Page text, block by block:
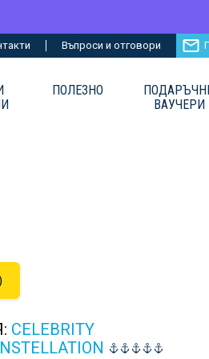
Въпроси и отговори
ПОЛЕЗНО
ВАУЧЕРИ
CELEBRITY